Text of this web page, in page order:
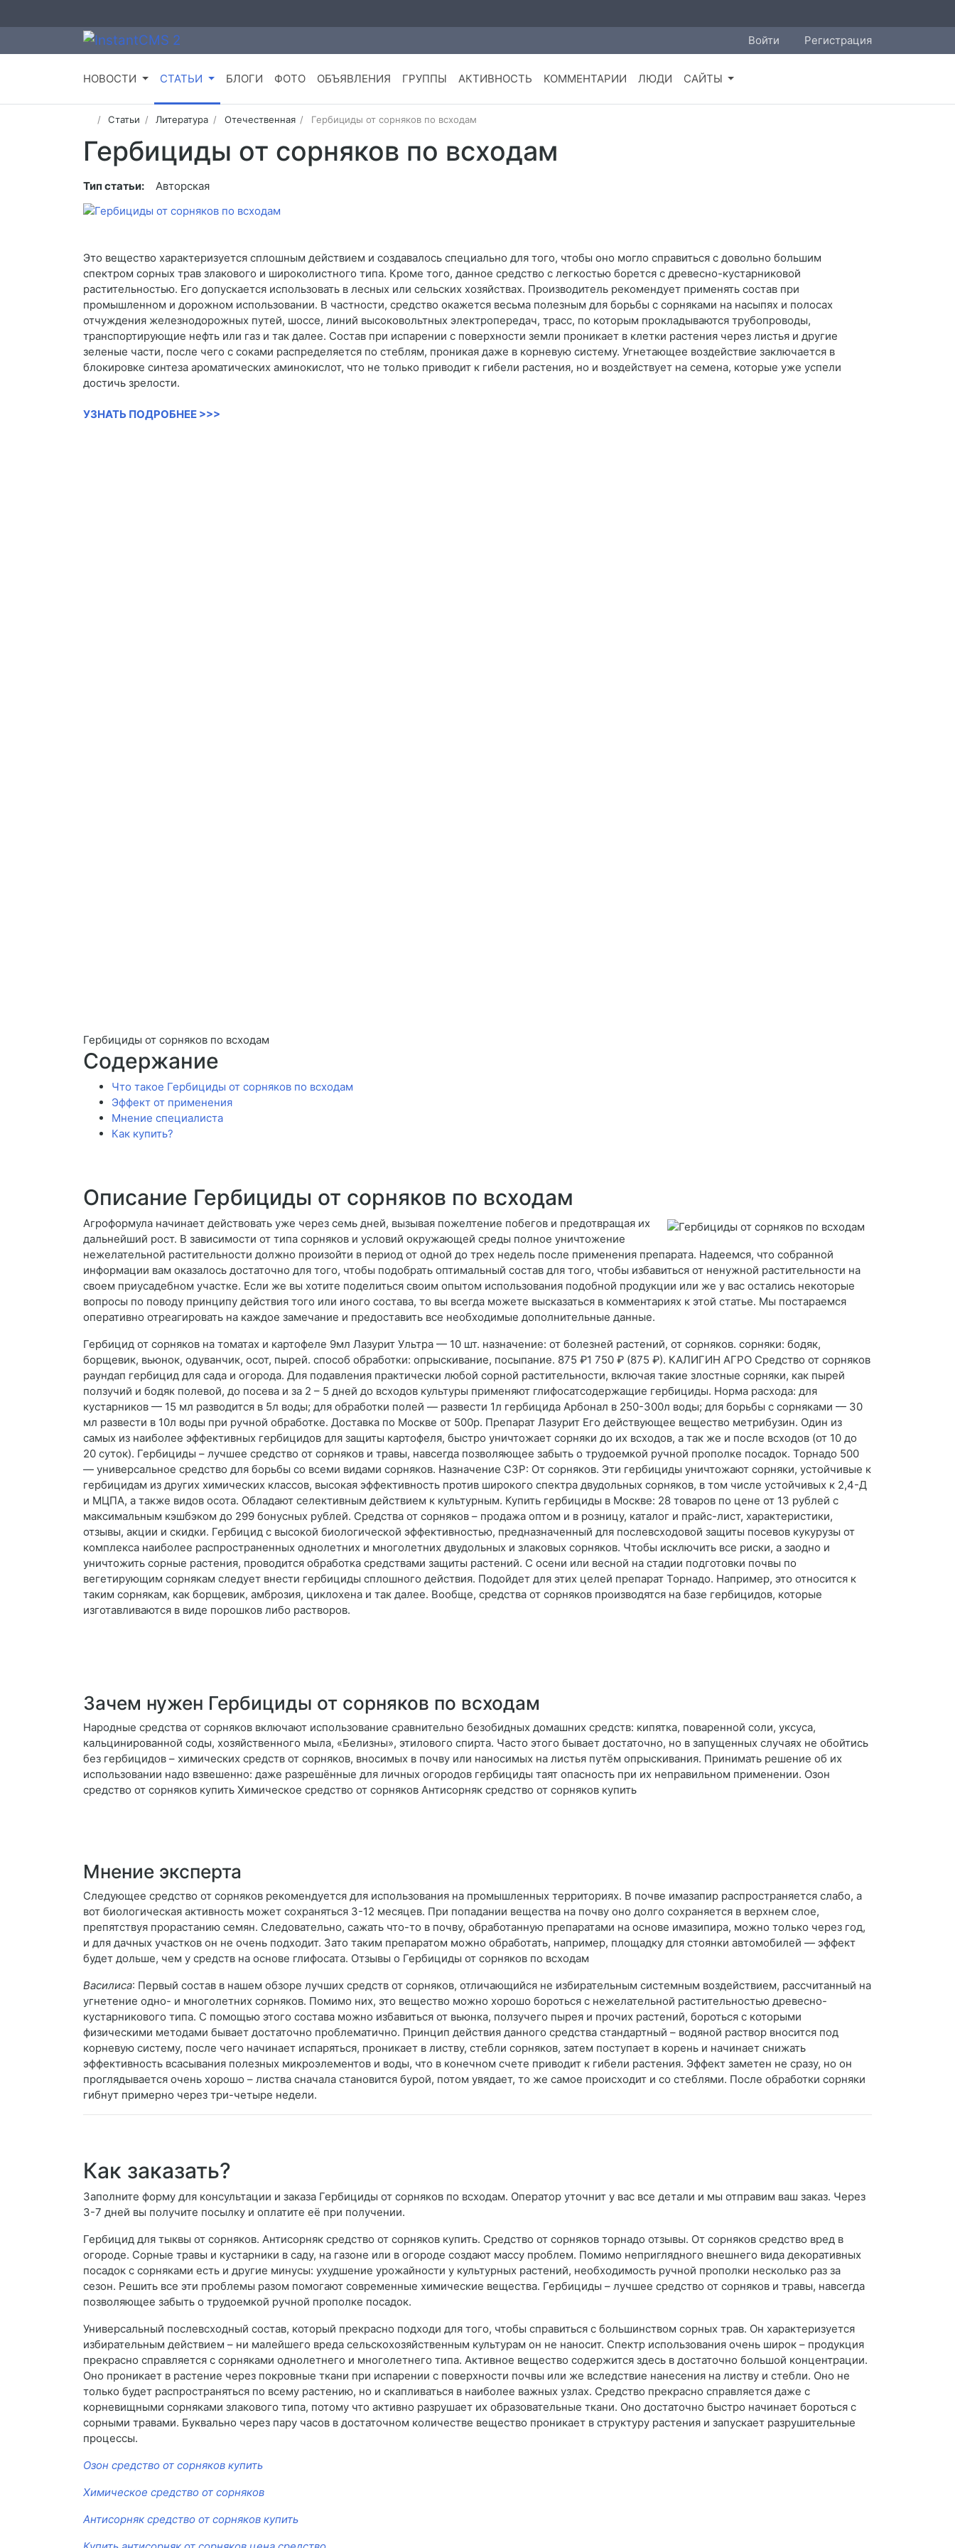
Войти Регистрация
НОВОСТИ СТАТЬИ БЛОГИ ФОТО ОБЪЯВЛЕНИЯ ГРУППЫ АКТИВНОСТЬ КОММЕНТАРИИ ЛЮДИ САЙТЫ
Статьи Литература Отечественная Гербициды от сорняков по всходам
Гербициды от сорняков по всходам
Тип статьи: Авторская
Это вещество характеризуется сплошным действием и создавалось специально для того, чтобы оно могло справиться с довольно большим
спектром сорных трав злакового и широколистного типа. Кроме того, данное средство с легкостью борется с древесно-кустарниковой
растительностью. Его допускается использовать в лесных или сельских хозяйствах. Производитель рекомендует применять состав при
промышленном и дорожном использовании. В частности, средство окажется весьма полезным для борьбы с сорняками на насыпях и полосах
отчуждения железнодорожных путей, шоссе, линий высоковольтных электропередач, трасс, по которым прокладываются трубопроводы,
транспортирующие нефть или газ и так далее. Состав при испарении с поверхности земли проникает в клетки растения через листья и другие
зеленые части, после чего с соками распределяется по стеблям, проникая даже в корневую систему. Угнетающее воздействие заключается в
блокировке синтеза ароматических аминокислот, что не только приводит к гибели растения, но и воздействует на семена, которые уже успели
достичь зрелости.
УЗНАТЬ ПОДРОБНЕЕ >>>
Гербициды от сорняков по всходам
Содержание
Что такое Гербициды от сорняков по всходам
Эффект от применения
Мнение специалиста
Как купить?
Описание Гербициды от сорняков по всходам
Агроформула начинает действовать уже через семь дней, вызывая пожелтение побегов и предотвращая их
дальнейший рост. В зависимости от типа сорняков и условий окружающей среды полное уничтожение
нежелательной растительности должно произойти в период от одной до трех недель после применения препарата. Надеемся, что собранной
информации вам оказалось достаточно для того, чтобы подобрать оптимальный состав для того, чтобы избавиться от ненужной растительности на
своем приусадебном участке. Если же вы хотите поделиться своим опытом использования подобной продукции или же у вас остались некоторые
вопросы по поводу принципу действия того или иного состава, то вы всегда можете высказаться в комментариях к этой статье. Мы постараемся
оперативно отреагировать на каждое замечание и предоставить все необходимые дополнительные данные.
Гербицид от сорняков на томатах и картофеле 9мл Лазурит Ультра — 10 шт. назначение: от болезней растений, от сорняков. сорняки: бодяк,
борщевик, вьюнок, одуванчик, осот, пырей. способ обработки: опрыскивание, посыпание. 875 ₽1 750 ₽ (875 ₽). КАЛИГИН АГРО Средство от сорняков
раундап гербицид для сада и огорода. Для подавления практически любой сорной растительности, включая такие злостные сорняки, как пырей
ползучий и бодяк полевой, до посева и за 2 – 5 дней до всходов культуры применяют глифосатсодержащие гербициды. Норма расхода: для
кустарников — 15 мл разводится в 5л воды; для обработки полей — развести 1л гербицида Арбонал в 250-300л воды; для борьбы с сорняками — 30
мл развести в 10л воды при ручной обработке. Доставка по Москве от 500р. Препарат Лазурит Его действующее вещество метрибузин. Один из
самых из наиболее эффективных гербицидов для защиты картофеля, быстро уничтожает сорняки до их всходов, а так же и после всходов (от 10 до
20 суток). Гербициды – лучшее средство от сорняков и травы, навсегда позволяющее забыть о трудоемкой ручной прополке посадок. Торнадо 500
— универсальное средство для борьбы со всеми видами сорняков. Назначение СЗР: От сорняков. Эти гербициды уничтожают сорняки, устойчивые к
гербицидам из других химических классов, высокая эффективность против широкого спектра двудольных сорняков, в том числе устойчивых к 2,4-Д
и МЦПА, а также видов осота. Обладают селективным действием к культурным. Купить гербициды в Москве: 28 товаров по цене от 13 рублей с
максимальным кэшбэком до 299 бонусных рублей. Средства от сорняков – продажа оптом и в розницу, каталог и прайс-лист, характеристики,
отзывы, акции и скидки. Гербицид с высокой биологической эффективностью, предназначенный для послевсходовой защиты посевов кукурузы от
комплекса наиболее распространенных однолетних и многолетних двудольных и злаковых сорняков. Чтобы исключить все риски, а заодно и
уничтожить сорные растения, проводится обработка средствами защиты растений. С осени или весной на стадии подготовки почвы по
вегетирующим сорнякам следует внести гербициды сплошного действия. Подойдет для этих целей препарат Торнадо. Например, это относится к
таким сорнякам, как борщевик, амброзия, циклохена и так далее. Вообще, средства от сорняков производятся на базе гербицидов, которые
изготавливаются в виде порошков либо растворов.
Зачем нужен Гербициды от сорняков по всходам
Народные средства от сорняков включают использование сравнительно безобидных домашних средств: кипятка, поваренной соли, уксуса,
кальцинированной соды, хозяйственного мыла, «Белизны», этилового спирта. Часто этого бывает достаточно, но в запущенных случаях не обойтись
без гербицидов – химических средств от сорняков, вносимых в почву или наносимых на листья путём опрыскивания. Принимать решение об их
использовании надо взвешенно: даже разрешённые для личных огородов гербициды таят опасность при их неправильном применении. Озон
средство от сорняков купить Химическое средство от сорняков Антисорняк средство от сорняков купить
Мнение эксперта
Следующее средство от сорняков рекомендуется для использования на промышленных территориях. В почве имазапир распространяется слабо, а
вот биологическая активность может сохраняться 3-12 месяцев. При попадании вещества на почву оно долго сохраняется в верхнем слое,
препятствуя прорастанию семян. Следовательно, сажать что-то в почву, обработанную препаратами на основе имазипира, можно только через год,
и для дачных участков он не очень подходит. Зато таким препаратом можно обработать, например, площадку для стоянки автомобилей — эффект
будет дольше, чем у средств на основе глифосата. Отзывы о Гербициды от сорняков по всходам
Василиса: Первый состав в нашем обзоре лучших средств от сорняков, отличающийся не избирательным системным воздействием, рассчитанный на
угнетение одно- и многолетних сорняков. Помимо них, это вещество можно хорошо бороться с нежелательной растительностью древесно-
кустарникового типа. С помощью этого состава можно избавиться от вьюнка, ползучего пырея и прочих растений, бороться с которыми
физическими методами бывает достаточно проблематично. Принцип действия данного средства стандартный – водяной раствор вносится под
корневую систему, после чего начинает испаряться, проникает в листву, стебли сорняков, затем поступает в корень и начинает снижать
эффективность всасывания полезных микроэлементов и воды, что в конечном счете приводит к гибели растения. Эффект заметен не сразу, но он
проглядывается очень хорошо – листва сначала становится бурой, потом увядает, то же самое происходит и со стеблями. После обработки сорняки
гибнут примерно через три-четыре недели.
Как заказать?
Заполните форму для консультации и заказа Гербициды от сорняков по всходам. Оператор уточнит у вас все детали и мы отправим ваш заказ. Через
3-7 дней вы получите посылку и оплатите её при получении.
Гербицид для тыквы от сорняков. Антисорняк средство от сорняков купить. Средство от сорняков торнадо отзывы. От сорняков средство вред в
огороде. Сорные травы и кустарники в саду, на газоне или в огороде создают массу проблем. Помимо неприглядного внешнего вида декоративных
посадок с сорняками есть и другие минусы: ухудшение урожайности у культурных растений, необходимость ручной прополки несколько раз за
сезон. Решить все эти проблемы разом помогают современные химические вещества. Гербициды – лучшее средство от сорняков и травы, навсегда
позволяющее забыть о трудоемкой ручной прополке посадок.
Универсальный послевсходный состав, который прекрасно подходи для того, чтобы справиться с большинством сорных трав. Он характеризуется
избирательным действием – ни малейшего вреда сельскохозяйственным культурам он не наносит. Спектр использования очень широк – продукция
прекрасно справляется с сорняками однолетнего и многолетнего типа. Активное вещество содержится здесь в достаточно большой концентрации.
Оно проникает в растение через покровные ткани при испарении с поверхности почвы или же вследствие нанесения на листву и стебли. Оно не
только будет распространяться по всему растению, но и скапливаться в наиболее важных узлах. Средство прекрасно справляется даже с
корневищными сорняками злакового типа, потому что активно разрушает их образовательные ткани. Оно достаточно быстро начинает бороться с
сорными травами. Буквально через пару часов в достаточном количестве вещество проникает в структуру растения и запускает разрушительные
процессы.
Озон средство от сорняков купить
Химическое средство от сорняков
Антисорняк средство от сорняков купить